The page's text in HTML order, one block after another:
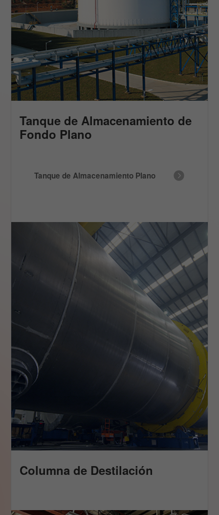
Tanque de Almacenamiento de
Fondo Plano
Tanque de Almacenamiento Plano
Columna de Destilación